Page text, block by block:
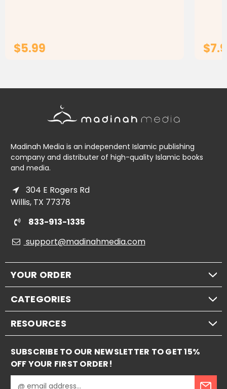
$5.99
Madinah Media is an independent Islamic publishing
company and distributer of high-quality Islamic books
and media.
304 E Rogers Rd
Willis, TX 77378
833-913-1335
support@madinahmedia.com
YOUR ORDER
CATEGORIES
RESOURCES
SUBSCRIBE TO OUR NEWSLETTER TO GET 15%
OFF YOUR FIRST ORDER!